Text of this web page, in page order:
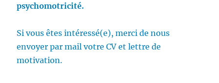
psychomotricité.
Si vous êtes intéressé(e), merci de nous
envoyer par mail votre CV et lettre de
motivation.